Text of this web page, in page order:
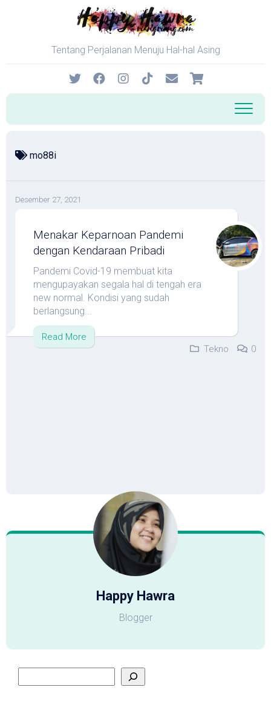
Tentang Perjalanan Menuju Hal-hal Asing
mo88i
Desember 27, 2021
Menakar Keparnoan Pandemi
dengan Kendaraan Pribadi
Pandemi Covid-19 membuat kita
mengupayakan segala hal di tengah era
new normal. Kondisi yang sudah
berlangsung...
Read More
Tekno
0
Happy Hawra
Blogger